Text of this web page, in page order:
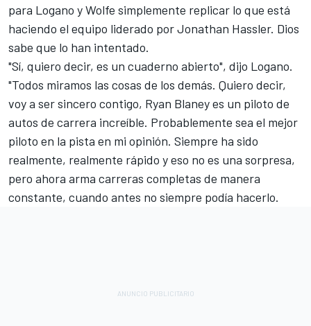
para Logano y Wolfe simplemente replicar lo que está
haciendo el equipo liderado por Jonathan Hassler. Dios
sabe que lo han intentado.
"Sí, quiero decir, es un cuaderno abierto", dijo Logano.
"Todos miramos las cosas de los demás. Quiero decir,
voy a ser sincero contigo, Ryan Blaney es un piloto de
autos de carrera increíble. Probablemente sea el mejor
piloto en la pista en mi opinión. Siempre ha sido
realmente, realmente rápido y eso no es una sorpresa,
pero ahora arma carreras completas de manera
constante, cuando antes no siempre podía hacerlo.